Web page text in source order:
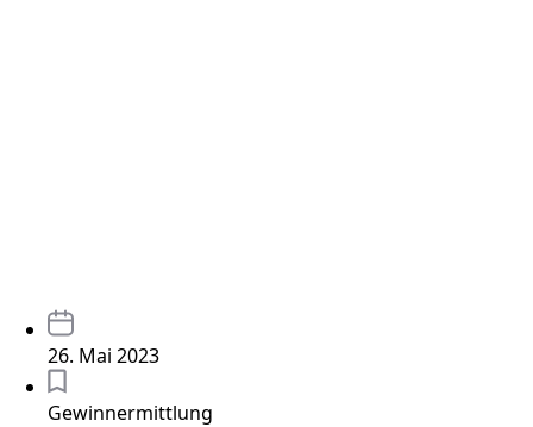
26. Mai 2023
Gewinnermittlung